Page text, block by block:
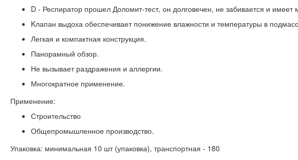
D - Респиратор прошел Доломит-тест, он долговечен, не забивается и
Kлапан выдоха обеспечивает понижение влажности и температуры в
Легкая и компактная конструкция.
Панорамный обзор.
Не вызывает раздражения и аллергии.
Многократное применение.
Применение:
Строительство
Общепромышленное производство.
Упаковка: минимальная 10 шт (упаковка), транспортная - 180